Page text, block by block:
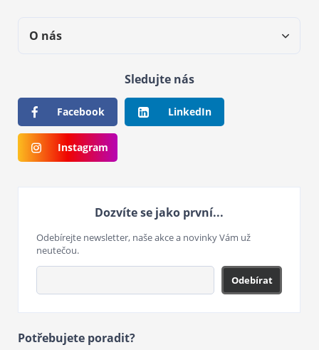
O nás
Sledujte nás
Facebook LinkedIn
Instagram
Dozvíte se jako první...
Odebírejte newsletter, naše akce a novinky Vám už
neutečou.
Odebírat
Potřebujete poradit?